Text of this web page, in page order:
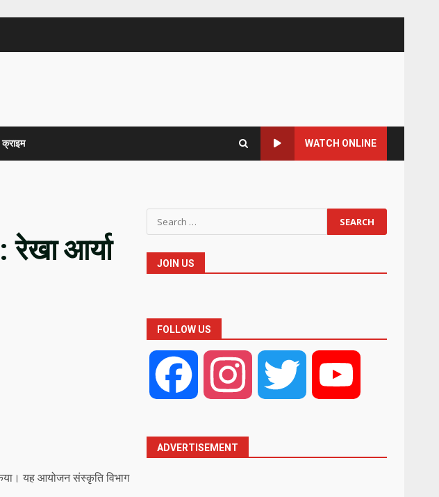
क्राइम WATCH ONLINE
रेखा आर्या
यह आयोजन संस्कृति विभाग
Search
for:
JOIN US
FOLLOW US
Facebook Instagram Twitter
ADVERTISEMENT